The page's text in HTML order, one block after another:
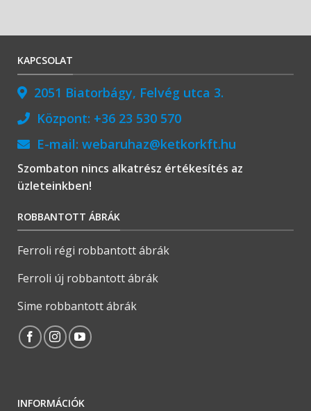
KAPCSOLAT
2051 Biatorbágy, Felvég utca 3.
Központ: +36 23 530 570
E-mail: webaruhaz@ketkorkft.hu
Szombaton nincs alkatrész értékesítés az
üzleteinkben!
ROBBANTOTT ÁBRÁK
Ferroli régi robbantott ábrák
Ferroli új robbantott ábrák
Sime robbantott ábrák
INFORMÁCIÓK